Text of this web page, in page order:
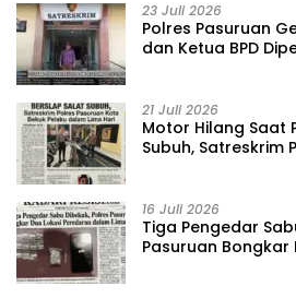
23 Juli 2026
‎Polres Pasuruan
dan Ketua BPD
21 Juli 2026
‎Motor Hilang Saat
Subuh, Satreskrim
16 Juli 2026
Tiga Pengedar
Pasuruan Bongkar